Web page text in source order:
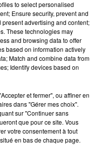
sur l’après Euro-
a fait tourner les têtes
russe s'apprête
du parc...
to select personalised
Ensure security, prevent and
advertising and content;
These technologies may
and browsing data to offer
based on information actively
Match and combine data from
Identify devices based on
et fermer", ou affiner en
dans "Gérer mes choix".
sur "Continuer sans
que pour ce site. Vous
votre consentement à tout
en bas de chaque page.